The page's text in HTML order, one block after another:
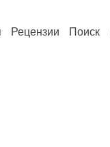
Рецензии Поиск